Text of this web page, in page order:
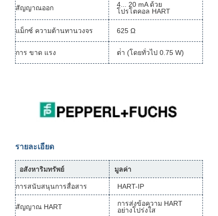
สัญญาณออก
4... 20 mA ด้วย
โปรโตคอล HART
แม็กซ์ ความต้านทานวงจร 625 Ω
การ ขาด แรง ต่ํา (โดยทั่วไป 0.75 W)
รายละเอียด
อสังหาริมทรัพย์ มูลค่า
การสนับสนุนการสื่อสาร HART-IP
สัญญาณ HART
การส่งข้อความ HART
อย่างโปร่งใส